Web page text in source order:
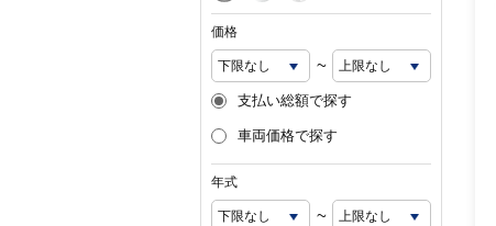
価格
~
支払い総額で探す
車両価格で探す
年式
~